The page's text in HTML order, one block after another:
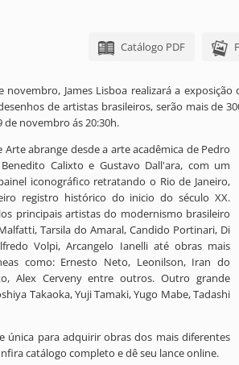
Catálogo PDF
novembro, James Lisboa realizará a
de artistas brasileiros, serão mais de
de novembro ás 20:30h.
Arte abrange desde a arte acadêmica de Pedro
Calixto e Gustavo Dall'ara, com um
iconográfico retratando o Rio de Janeiro,
registro histórico do inicio do século XX.
principais artistas do modernismo brasileiro
Tarsila do Amaral, Candido Portinari, Di
Volpi, Arcangelo Ianelli até obras mais
como: Ernesto Neto, Leonilson, Iran do
Alex Cerveny entre outros. Outro grande
Takaoka, Yuji Tamaki, Yugo Mabe, Tadashi
única para adquirir obras dos mais diferentes
catálogo completo e dê seu lance online.